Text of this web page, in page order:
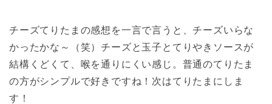
チーズてりたまの感想を一言で言うと、チーズいらな
かったかな～（笑）チーズと玉子とてりやきソースが
結構くどくて、喉を通りにくい感じ。普通のてりたま
の方がシンプルで好きですね！次はてりたまにしま
す！